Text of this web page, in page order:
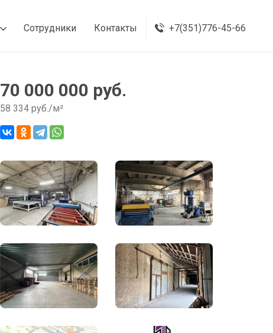
Сотрудники Контакты +7(351)776-45-66
70 000 000 руб.
58 334 руб./м²